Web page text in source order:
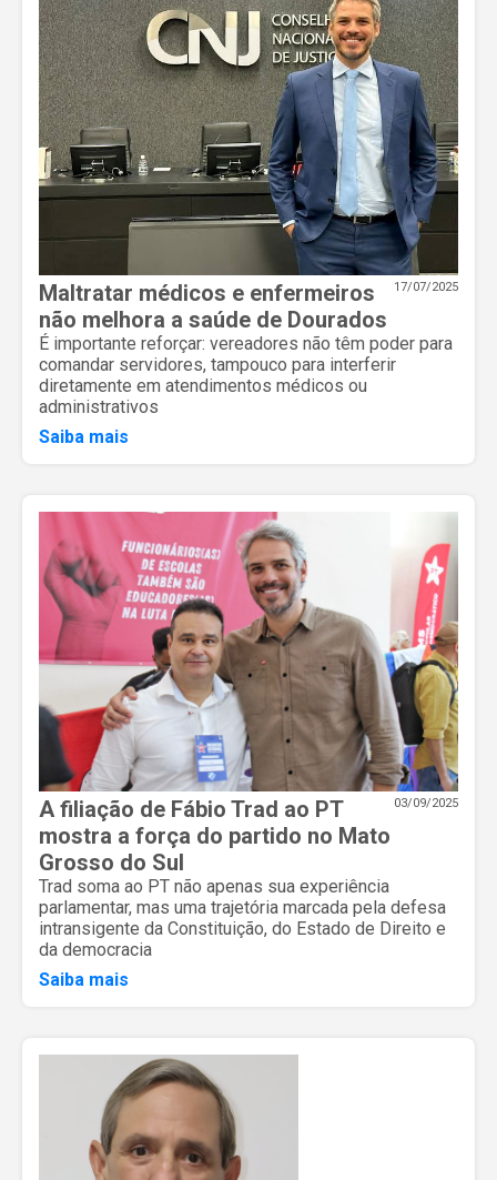
17/07/2025
Maltratar médicos e enfermeiros
não melhora a saúde de Dourados
É importante reforçar: vereadores não têm poder para
comandar servidores, tampouco para interferir
diretamente em atendimentos médicos ou
administrativos
Saiba mais
03/09/2025
A filiação de Fábio Trad ao PT
mostra a força do partido no Mato
Grosso do Sul
Trad soma ao PT não apenas sua experiência
parlamentar, mas uma trajetória marcada pela defesa
intransigente da Constituição, do Estado de Direito e
da democracia
Saiba mais